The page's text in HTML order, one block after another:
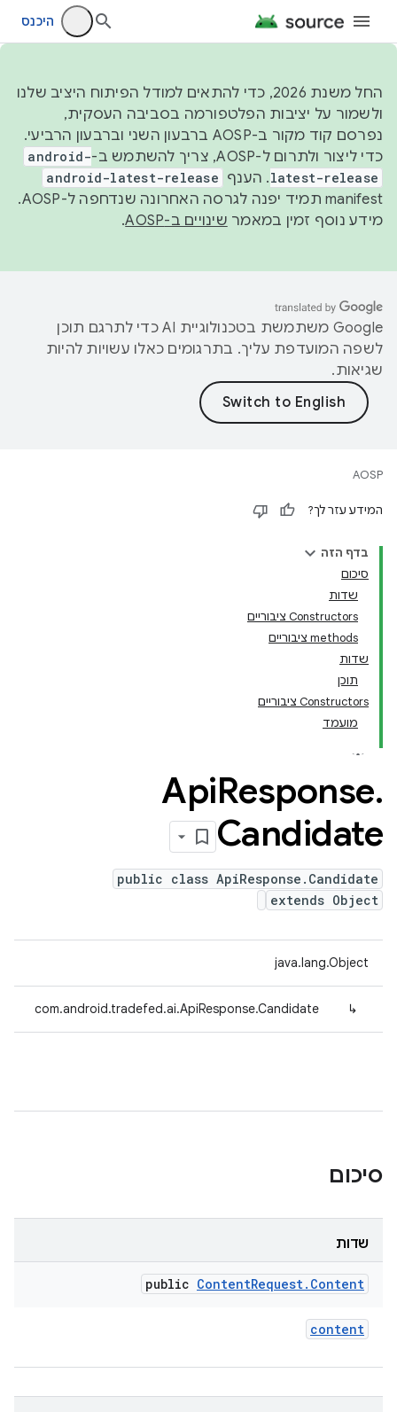
היכנס
החל משנת 2026, כדי להתאים למודל הפיתוח היציב שלנו
ולשמור על יציבות הפלטפורמה בסביבה העסקית,
נפרסם קוד מקור ב-AOSP ברבעון השני וברבעון הרביעי.
כדי ליצור ולתרום ל-AOSP, צריך להשתמש ב-
android-
latest-release. הענף android-latest-release
manifest תמיד יפנה לגרסה האחרונה שנדחפה ל-AOSP.
מידע נוסף זמין במאמר שינויים ב-AOSP .
‫Google משתמשת בטכנולוגיית AI כדי לתרגם תוכן
לשפה המועדפת עליך. בתרגומים כאלו עשויות להיות
שגיאות.
AOSP
המידע עזר לך?
בדף הזה
סיכום
שדות
Constructors ציבוריים
‫methods ציבוריים
שדות
תוכן
Constructors ציבוריים
מועמד
ApiResponse.
Candidate
public class ApiResponse.Candidate
extends Object
java.lang.Object
↳
com.android.tradefed.ai.ApiResponse.Candidate
סיכום
שדות
public ContentRequest. Content
content